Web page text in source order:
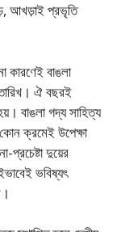
আখড়াই প্রভৃতি
কারণেই বাঙলা
ঐ বছরই
বাঙলা গদ্য সাহিত্য
ক্রমেই উপেক্ষা
প্রচেষ্টা দুয়ের
ভবিষ্যৎ